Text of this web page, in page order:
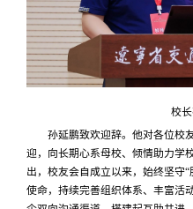
校
孙延鹏致欢迎辞。他对各位校
迎，向长期心系母校、倾情助力学
出，校友会自成立以来，始终坚守
使命，持续完善组织体系、丰富活